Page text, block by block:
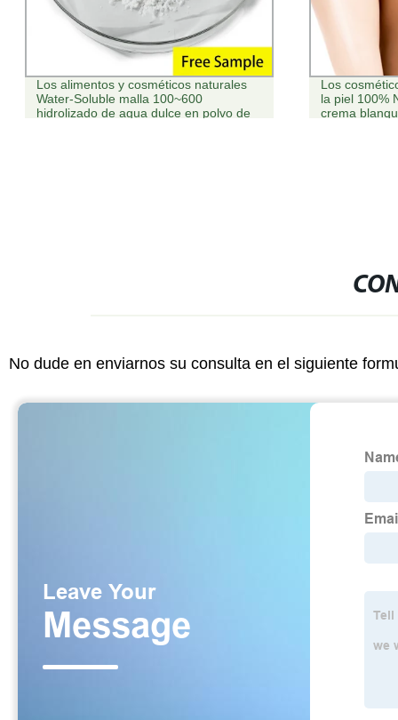
Los cosméticos de belleza cuidados de
la piel 100% Natural hidratante Nutritiva
crema blanqueadora
Etiqueta
Limpieza
Limpiador
No dude en enviarnos su consulta en el siguiente